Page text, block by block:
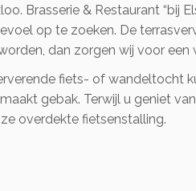
Brasserie & Restaurant “bij
op te zoeken. De
dan zorgen wij voor een
fiets- of wandeltocht
gebak. Terwijl u geniet
overdekte fietsenstalling.